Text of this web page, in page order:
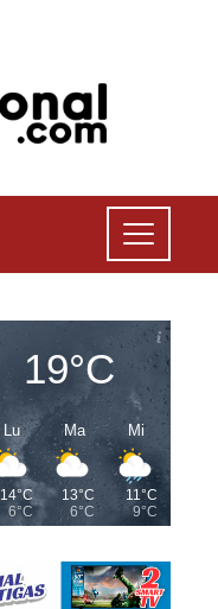
19°C
Lu
14°C
6°C
Ma
13°C
6°C
Mi
11°C
9°C